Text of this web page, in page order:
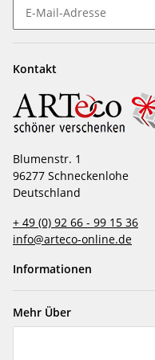
Kontakt
Blumenstr. 1
96277 Schneckenlohe
Deutschland
+ 49 (0) 92 66 - 99 15 36
info@arteco-online.de
Informationen
Mehr Über